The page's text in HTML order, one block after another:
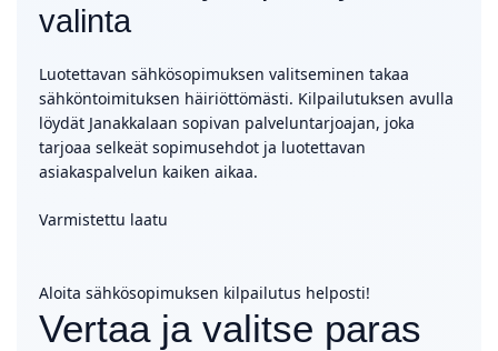
valinta
Luotettavan sähkösopimuksen valitseminen takaa
sähköntoimituksen häiriöttömästi. Kilpailutuksen avulla
löydät Janakkalaan sopivan palveluntarjoajan, joka
tarjoaa selkeät sopimusehdot ja luotettavan
asiakaspalvelun kaiken aikaa.
Varmistettu laatu
Aloita sähkösopimuksen kilpailutus helposti!
Vertaa ja valitse paras